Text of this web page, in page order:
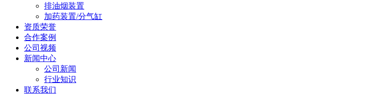
排油烟装置
加药装置/分气缸
资质荣誉
合作案例
公司视频
新闻中心
公司新闻
行业知识
联系我们